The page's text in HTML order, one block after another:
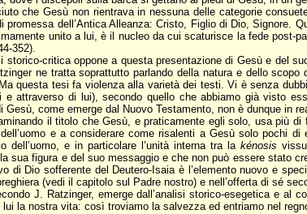
che Gesù non rientrava in nessuna delle categorie
promessa dell’Antica Alleanza: Cristo, Figlio di Dio,
unito a lui, è il nucleo da cui scaturisce la fede post-
352).
storico-critica oppone a questa presentazione di Gesù e del
ne tratta soprattutto parlando della natura e dello
questa tesi fa violenza alla varietà dei testi. Vi è senza
e attraverso di lui), secondo quello che abbiamo già visto
come emerge dal Nuovo Testamento, non è dunque in
il titolo che Gesù, e praticamente egli solo, usa più
e a considerare come risalenti a Gesù solo pochi
dell’uomo, e in particolare l’unità interna tra la kénosis
sua figura e del suo messaggio e che non può essere stato
di Dio sofferente del Deutero-Isaia è l’elemento nuovo e
(vedi il capitolo sul Padre nostro) e nell’offerta di sé
J. Ratzinger, emerge dall’analisi storico-esegetica e
la nostra vita: così troviamo la salvezza ed entriamo nel